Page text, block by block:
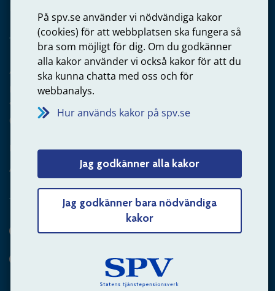
På spv.se använder vi nödvändiga kakor
(cookies) för att webbplatsen ska fungera så
bra som möjligt för dig. Om du godkänner
alla kakor använder vi också kakor för att du
ska kunna chatta med oss och för
webbanalys.
Hur används kakor på spv.se
Jag godkänner alla kakor
Jag godkänner bara nödvändiga
kakor
Arbetsgivare
Frågor om administration av tjänstepension från statlig
anställning
060-18 75 03
Kontakta oss
Arbetsgivare – skicka mejl till oss
Hitta svaret på din fråga
Andra sätt att kontakta oss